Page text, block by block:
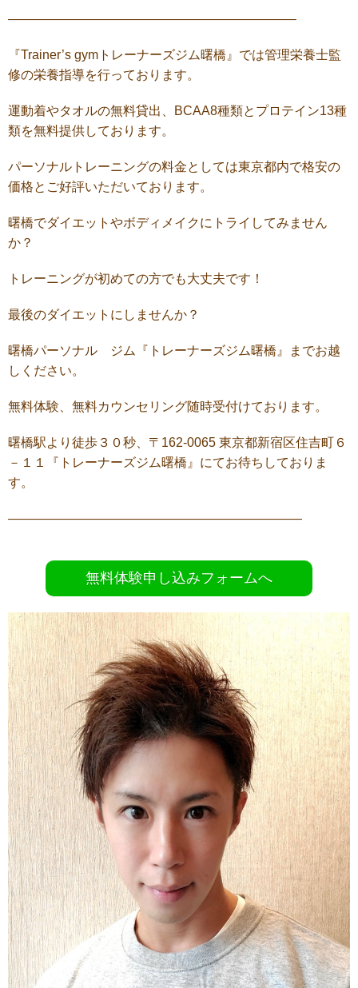
——————————————————————–
『Trainer’s gymトレーナーズジム曙橋』では管理栄養士監
修の栄養指導を行っております。
運動着やタオルの無料貸出、BCAA8種類とプロテイン13種
類を無料提供しております。
パーソナルトレーニングの料金としては東京都内で格安の
価格とご好評いただいております。
曙橋でダイエットやボディメイクにトライしてみません
か？
トレーニングが初めての方でも大丈夫です！
最後のダイエットにしませんか？
曙橋パーソナル ジム『トレーナーズジム曙橋』までお越
しください。
無料体験、無料カウンセリング随時受付けております。
曙橋駅より徒歩３０秒、〒162-0065 東京都新宿区住吉町６
－１１『トレーナーズジム曙橋』にてお待ちしておりま
す。
———————————————————————
無料体験申し込みフォームへ